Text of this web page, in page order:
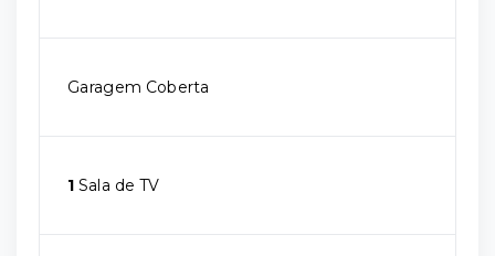
Garagem Coberta
1 Sala de TV